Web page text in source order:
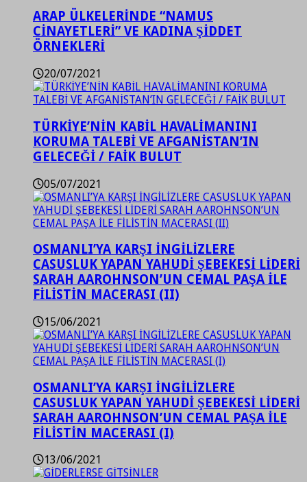
ARAP ÜLKELERİNDE “NAMUS
CİNAYETLERİ” VE KADINA ŞİDDET
ÖRNEKLERİ
20/07/2021
TÜRKİYE’NİN KABİL HAVALİMANINI
KORUMA TALEBİ VE AFGANİSTAN’IN
GELECEĞİ / FAİK BULUT
05/07/2021
OSMANLI’YA KARŞI İNGİLİZLERE
CASUSLUK YAPAN YAHUDİ ŞEBEKESİ LİDERİ
SARAH AAROHNSON’UN CEMAL PAŞA İLE
FİLİSTİN MACERASI (II)
15/06/2021
OSMANLI’YA KARŞI İNGİLİZLERE
CASUSLUK YAPAN YAHUDİ ŞEBEKESİ LİDERİ
SARAH AAROHNSON’UN CEMAL PAŞA İLE
FİLİSTİN MACERASI (I)
13/06/2021